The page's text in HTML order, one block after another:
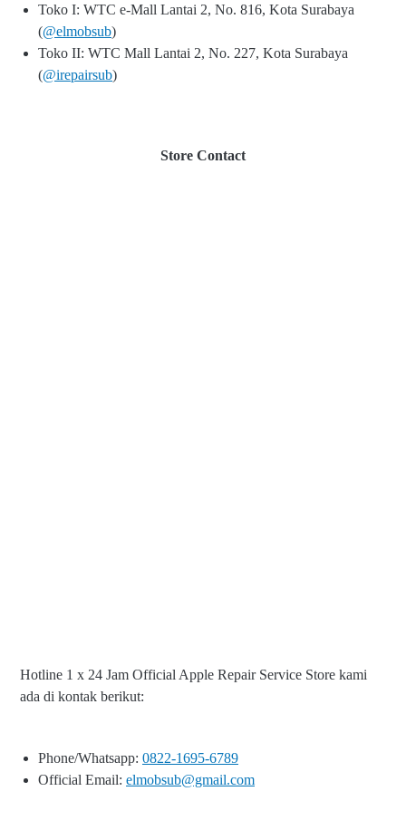
Toko I: WTC e-Mall Lantai 2, No. 816, Kota Surabaya
(@elmobsub)
Toko II: WTC Mall Lantai 2, No. 227, Kota Surabaya
(@irepairsub)
Store Contact
Hotline 1 x 24 Jam Official Apple Repair Service Store kami
ada di kontak berikut:
Phone/Whatsapp: 0822-1695-6789
Official Email: elmobsub@gmail.com